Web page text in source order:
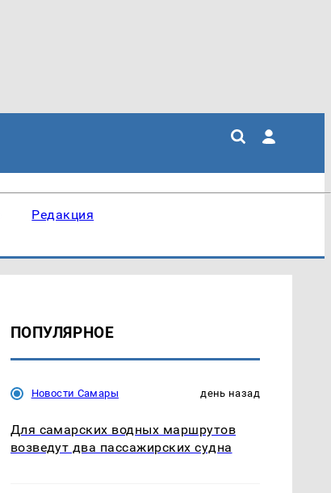
Редакция
ПОПУЛЯРНОЕ
Новости Самары день назад
Для самарских водных маршрутов
возведут два пассажирских судна